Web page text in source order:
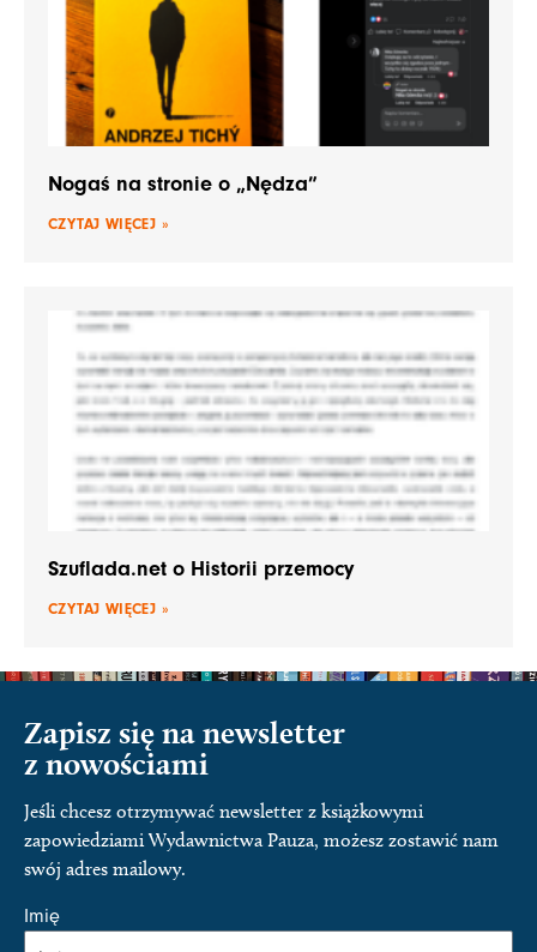
Nogaś na stronie o „Nędza”
CZYTAJ WIĘCEJ »
Szuflada.net o Historii przemocy
CZYTAJ WIĘCEJ »
Zapisz się na newsletter
z nowościami
Jeśli chcesz otrzymywać newsletter z książkowymi
zapowiedziami Wydawnictwa Pauza, możesz zostawić nam
swój adres mailowy.
Imię